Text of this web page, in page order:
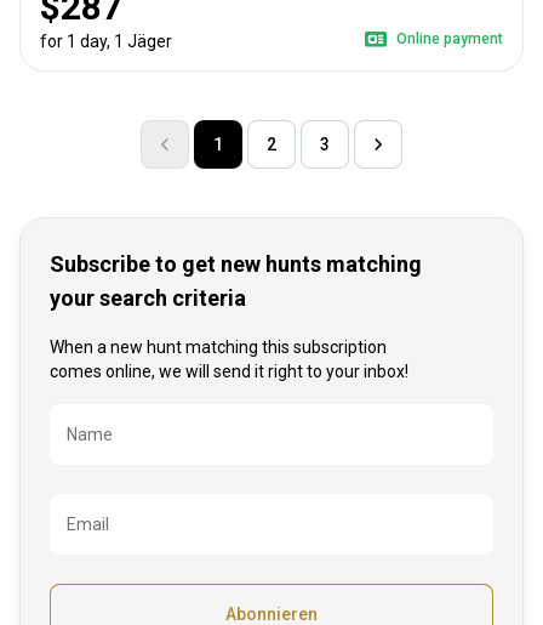
for 1 day, 1 Jäger Online payment
1 2 3
Subscribe to get new hunts matching
your search criteria
When a new hunt matching this subscription
comes online, we will send it right to your inbox!
Bezeichnung
Name
Email
Abonnieren